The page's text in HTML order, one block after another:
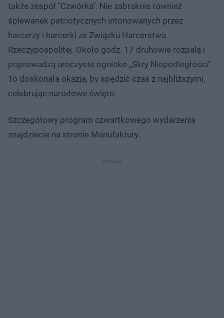
także zespół "Czwórka". Nie zabraknie również
śpiewanek patriotycznych intonowanych przez
harcerzy i harcerki ze Związku Harcerstwa
Rzeczypospolitej. Około godz. 17 druhowie rozpalą i
poprowadzą uroczyste ognisko „Skry Niepodległości”.
To doskonała okazja, by spędzić czas z najbliższymi,
celebrując narodowe święto.
Szczegółowy program czwartkowego wydarzenia
znajdziecie na stronie Manufaktury.